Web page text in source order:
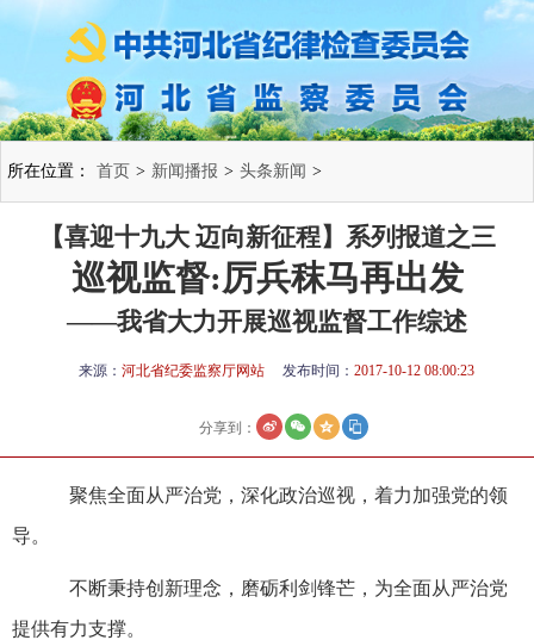
所在位置： 首页 > 新闻播报 > 头条新闻 >
【喜迎十九大 迈向新征程】系列报道之三
巡视监督:厉兵秣马再出发
——我省大力开展巡视监督工作综述
来源： 河北省纪委监察厅网站 发布时间： 2017-10-12 08:00:23
分享到：
聚焦全面从严治党，深化政治巡视，着力加强党的领
导。
不断秉持创新理念，磨砺利剑锋芒，为全面从严治党
提供有力支撑。